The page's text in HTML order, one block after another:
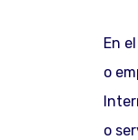
En
o
o